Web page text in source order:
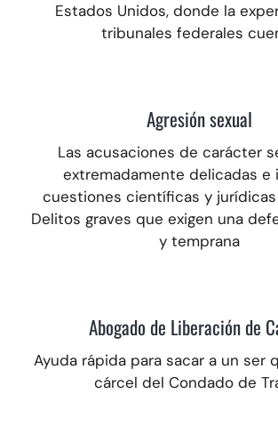
Estados Unidos, donde la
tribunales federales
Agresión sexual
Las acusaciones de carácter
extremadamente delicadas e
cuestiones científicas y
Delitos graves que exigen una
y temprana
Abogado de Liberación de
Ayuda rápida para sacar a un ser
cárcel del Condado de